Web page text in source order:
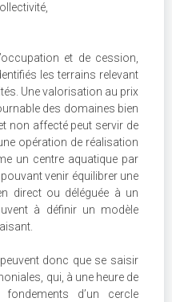
et de cession,
les terrains relevant
Une valorisation au prix
des domaines bien
non affecté peut servir de
opération de réalisation
un centre aquatique par
venir équilibrer une
direct ou déléguée à un
à définir un modèle
donc que se saisir
qui, à une heure de
d’un cercle